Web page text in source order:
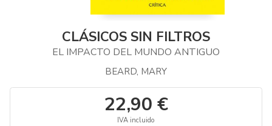
CLÁSICOS SIN FILTROS
EL IMPACTO DEL MUNDO ANTIGUO
BEARD, MARY
22,90 €
IVA incluido